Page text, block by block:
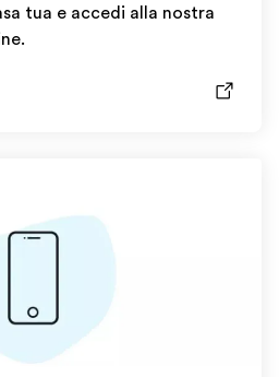
tua e accedi alla nostra